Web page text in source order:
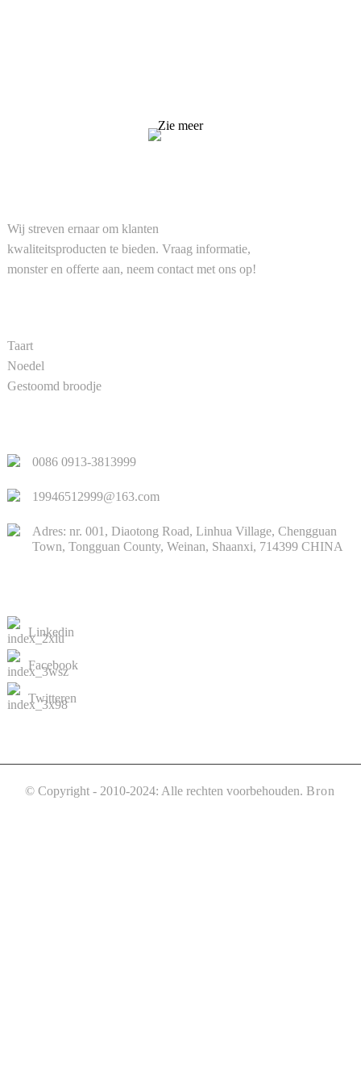
Zie meer
Wij streven ernaar om klanten
kwaliteitsproducten te bieden. Vraag informatie,
monster en offerte aan, neem contact met ons op!
Taart
Noedel
Gestoomd broodje
0086 0913-3813999
19946512999@163.com
Adres: nr. 001, Diaotong Road, Linhua Village, Chengguan
Town, Tongguan County, Weinan, Shaanxi, 714399 CHINA
Linkedin
Facebook
Twitteren
© Copyright - 2010-2024: Alle rechten voorbehouden.Bron